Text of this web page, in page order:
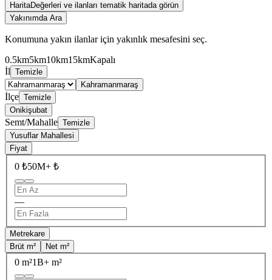
HaritaDeğerleri ve ilanları tematik haritada görün
Yakınımda Ara
Konumuna yakın ilanlar için yakınlık mesafesini seç.
0.5km5km10km15kmKapalı
İl Temizle
Kahramanmaraş
İlçe Temizle
Onikişubat
Semt/Mahalle Temizle
Yusuflar Mahallesi
Fiyat
0 ₺50M+ ₺
—
Metrekare
Brüt m²
Net m²
0 m²1B+ m²